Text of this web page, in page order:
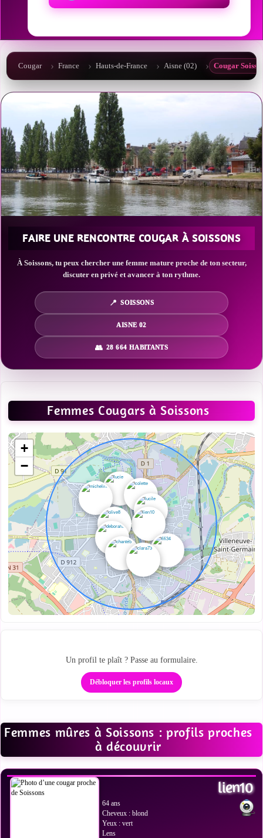
Cougar France Hauts-de-France Aisne (02) Cougar
FAIRE UNE RENCONTRE COUGAR À SOISSONS
À Soissons, tu peux chercher une femme mature proche de ton secteur,
discuter en privé et avancer à ton rythme.
SOISSONS
AISNE 02
28 664 HABITANTS
Femmes Cougars à Soissons
+
−
Un profil te plaît ? Passe au formulaire.
Débloquer les profils locaux
Femmes mûres à Soissons : profils proches
à découvrir
VOIR LES PHOTOS
lien10
64 ans
Cheveux : blond
Yeux : vert
Lens